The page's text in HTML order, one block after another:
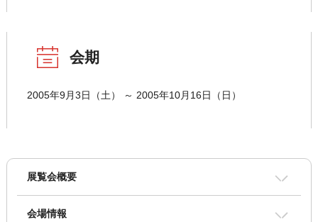
会期
2005年9月3日（土） ～ 2005年10月16日（日）
展覧会概要
会場情報